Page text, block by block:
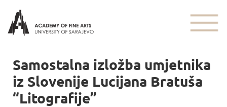
Samostalna izložba umjetnika
iz Slovenije Lucijana Bratuša
“Litografije”